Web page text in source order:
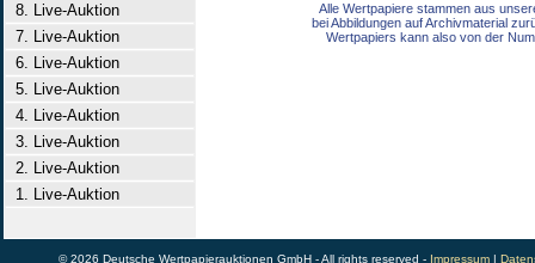
8. Live-Auktion
7. Live-Auktion
6. Live-Auktion
5. Live-Auktion
4. Live-Auktion
3. Live-Auktion
2. Live-Auktion
1. Live-Auktion
Alle Wertpapiere stammen aus
bei Abbildungen auf Archivmaterial
Wertpapiers kann also von der
© 2026 Deutsche Wertpapierauktionen GmbH - All rights reserved - Impressum|